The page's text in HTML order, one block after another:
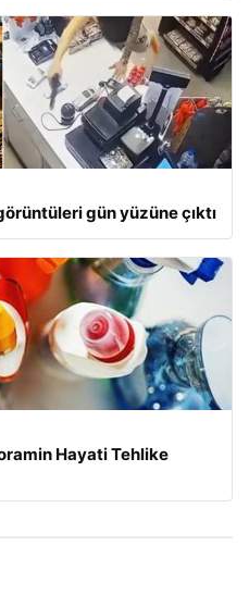
gün yüzüne çıktı
Hayati Tehlike